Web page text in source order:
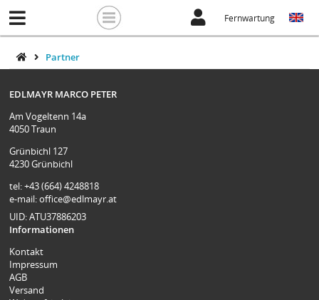
Fernwartung
Partner
EDLMAYR MARCO PETER
Am Vogeltenn 14a
4050 Traun
Grünbichl 127
4230 Grünbichl
tel: +43 (664) 4248818
e-mail:office@edlmayr.at
UID: ATU37886203
Informationen
Kontakt
Impressum
AGB
Versand